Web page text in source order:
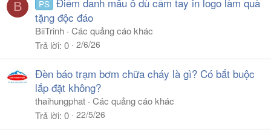
B PS
tặng độc đáo
BiiTrinh Các quảng cáo khác
Trả lời 0 2/6/26
Đèn báo trạm bơm chữa cháy là gì? Có bắt buộc
lắp đặt không?
thaihungphat Các quảng cáo khác
Trả lời 0 22/5/26